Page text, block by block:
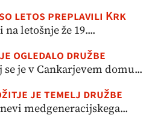
letos preplavili Krk
letošnje že 19....
ogledalo družbe
se je v Cankarjevem domu...
je temelj družbe
medgeneracijskega...